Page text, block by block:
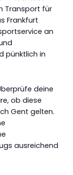
Transport für
Frankfurt
an
pünktlich in
deine
ob diese
Gent gelten.
ausreichend